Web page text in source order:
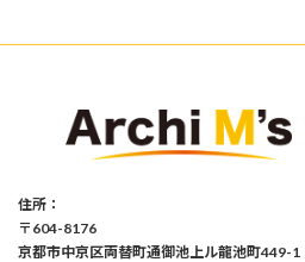
住所：
〒604-8176
京都市中京区両替町通御池上ル龍池町449-1